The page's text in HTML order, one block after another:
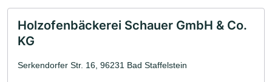
Holzofenbäckerei Schauer GmbH & Co.
KG
Serkendorfer Str. 16, 96231 Bad Staffelstein